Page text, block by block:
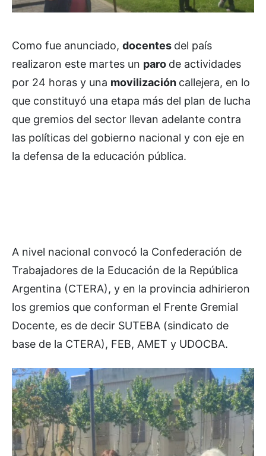
Como fue anunciado, docentes del país
realizaron este martes un paro de actividades
por 24 horas y una movilización callejera, en lo
que constituyó una etapa más del plan de lucha
que gremios del sector llevan adelante contra
las políticas del gobierno nacional y con eje en
la defensa de la educación pública.
A nivel nacional convocó la Confederación de
Trabajadores de la Educación de la República
Argentina (CTERA), y en la provincia adhirieron
los gremios que conforman el Frente Gremial
Docente, es de decir SUTEBA (sindicato de
base de la CTERA), FEB, AMET y UDOCBA.